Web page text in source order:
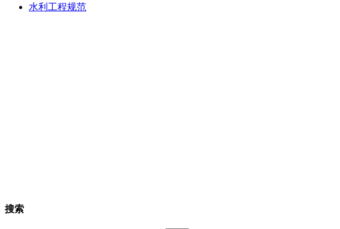
水利工程规范
搜索